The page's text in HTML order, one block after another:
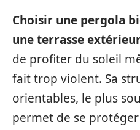
Choisir une pergola
une terrasse
de profiter du soleil
fait trop violent. Sa
orientables, le plus
permet de se